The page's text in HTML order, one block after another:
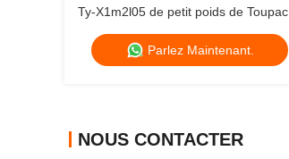
Ty-X1m2l05 de petit poids de Toupack
pour des grains
Parlez Maintenant.
NOUS CONTACTER